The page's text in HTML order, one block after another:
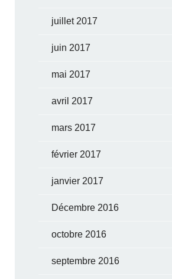
juillet 2017
juin 2017
mai 2017
avril 2017
mars 2017
février 2017
janvier 2017
Décembre 2016
octobre 2016
septembre 2016